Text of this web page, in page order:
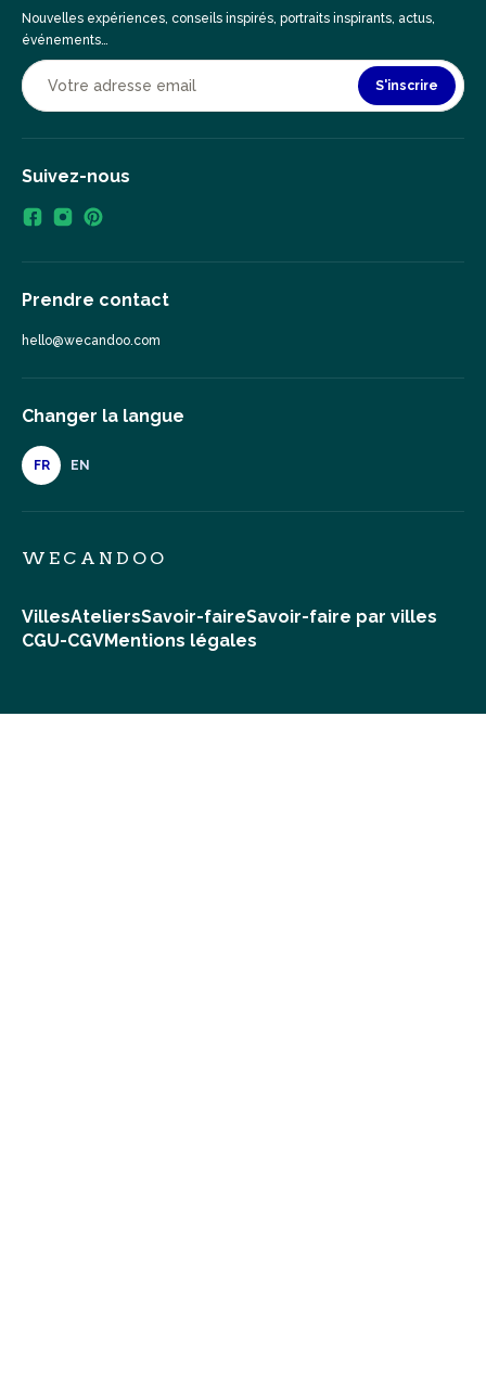
Nouvelles expériences, conseils inspirés, portraits inspirants, actus,
événements…
S'inscrire
Suivez-nous
Prendre contact
hello@wecandoo.com
Changer la langue
FR EN
WECANDOO
VillesAteliersSavoir-faireSavoir-faire par villes
CGU-CGVMentions légales